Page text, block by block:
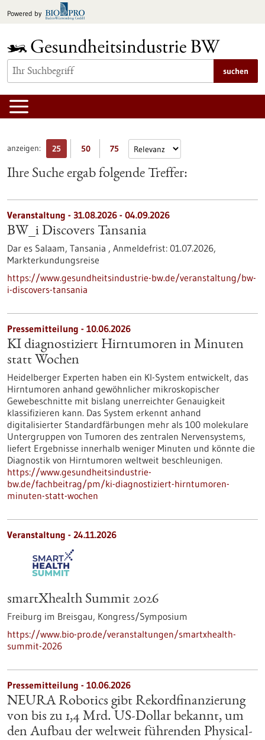
Inhalt
Powered by
suchen
anzeigen: 25 50 75
Ihre Suche ergab folgende Treffer:
Veranstaltung - 31.08.2026 - 04.09.2026
BW_i Discovers Tansania
Dar es Salaam, Tansania , Anmeldefrist: 01.07.2026,
Markterkundungsreise
https://www.gesundheitsindustrie-bw.de/veranstaltung/bw-
i-discovers-tansania
Pressemitteilung - 10.06.2026
KI diagnostiziert Hirntumoren in Minuten
statt Wochen
Heidelberger Experten haben ein KI-System entwickelt, das
Hirntumoren anhand gewöhnlicher mikroskopischer
Gewebeschnitte mit bislang unerreichter Genauigkeit
klassifizieren kann. Das System erkennt anhand
digitalisierter Standardfärbungen mehr als 100 molekulare
Untergruppen von Tumoren des zentralen Nervensystems,
liefert Ergebnisse innerhalb weniger Minuten und könnte die
Diagnostik von Hirntumoren weltweit beschleunigen.
https://www.gesundheitsindustrie-
bw.de/fachbeitrag/pm/ki-diagnostiziert-hirntumoren-
minuten-statt-wochen
Veranstaltung - 24.11.2026
smartXhealth Summit 2026
Freiburg im Breisgau, Kongress/Symposium
https://www.bio-pro.de/veranstaltungen/smartxhealth-
summit-2026
Pressemitteilung - 10.06.2026
NEURA Robotics gibt Rekordfinanzierung
von bis zu 1,4 Mrd. US-Dollar bekannt, um
den Aufbau der weltweit führenden Physical-